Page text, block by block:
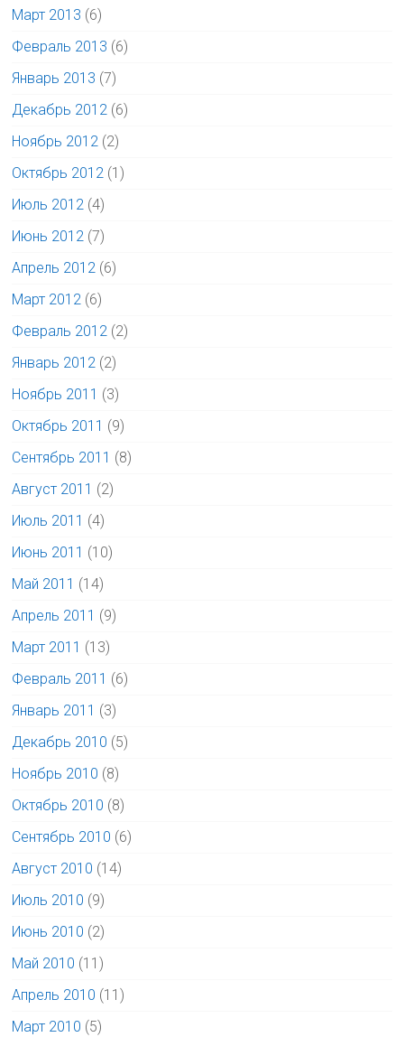
Март 2013 (6)
Февраль 2013 (6)
Январь 2013 (7)
Декабрь 2012 (6)
Ноябрь 2012 (2)
Октябрь 2012 (1)
Июль 2012 (4)
Июнь 2012 (7)
Апрель 2012 (6)
Март 2012 (6)
Февраль 2012 (2)
Январь 2012 (2)
Ноябрь 2011 (3)
Октябрь 2011 (9)
Сентябрь 2011 (8)
Август 2011 (2)
Июль 2011 (4)
Июнь 2011 (10)
Май 2011 (14)
Апрель 2011 (9)
Март 2011 (13)
Февраль 2011 (6)
Январь 2011 (3)
Декабрь 2010 (5)
Ноябрь 2010 (8)
Октябрь 2010 (8)
Сентябрь 2010 (6)
Август 2010 (14)
Июль 2010 (9)
Июнь 2010 (2)
Май 2010 (11)
Апрель 2010 (11)
Март 2010 (5)